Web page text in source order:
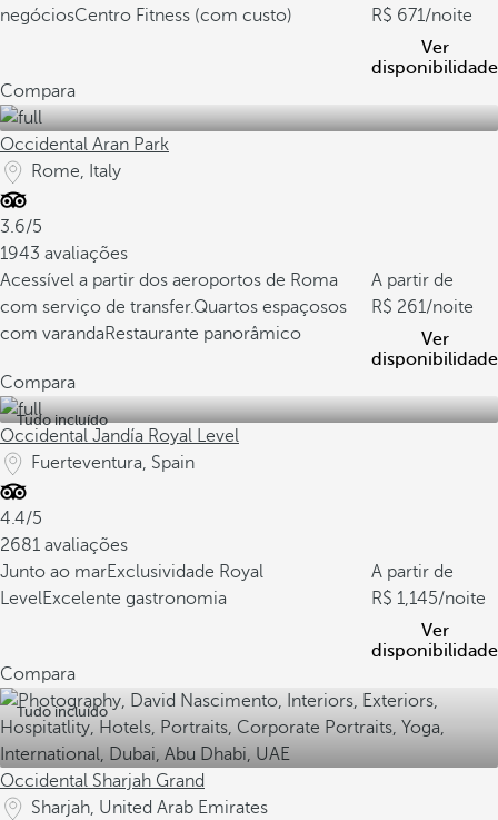
negóciosCentro Fitness (com custo)
671/noite
Ver
disponibilidade
Compara
Occidental Aran Park
Rome, Italy
3.6/5
1943 avaliações
Acessível a partir dos aeroportos de Roma
com serviço de transfer.Quartos espaçosos
com varandaRestaurante panorâmico
A partir de
261/noite
Ver
disponibilidade
Compara
Tudo incluído
Occidental Jandía Royal Level
Fuerteventura, Spain
4.4/5
2681 avaliações
Junto ao marExclusividade Royal
LevelExcelente gastronomia
A partir de
1,145/noite
Ver
disponibilidade
Compara
Tudo incluído
Occidental Sharjah Grand
Sharjah, United Arab Emirates